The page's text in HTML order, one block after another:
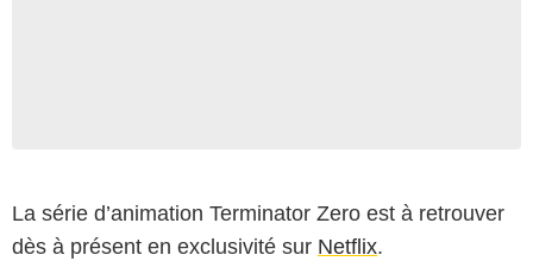
La série d’animation Terminator Zero est à retrouver
dès à présent en exclusivité sur Netflix.